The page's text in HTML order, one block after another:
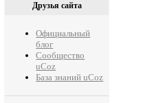
Друзья сайта
Официальный
блог
Сообщество
uCoz
База знаний uCoz